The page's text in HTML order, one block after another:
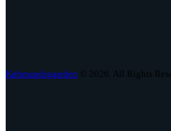
Købmandsgaarden © 2026. All Rights